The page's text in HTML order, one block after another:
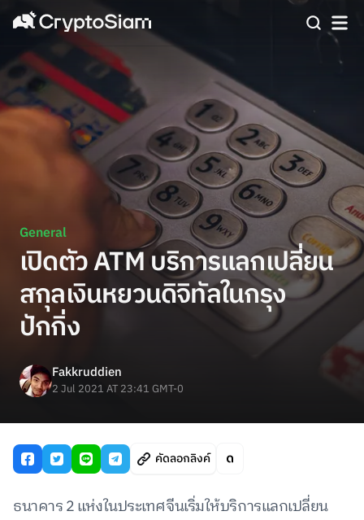
General
เปิดตัว ATM บริการแลกเปลี่ยน
สกุลเงินหยวนดิจิทัลในกรุง
ปักกิ่ง
Fakkruddien
2 Jul 2021 AT 23:41 GMT-0
คัดลอกลิงค์
ธนาคาร 2 แห่งในประเทศจีนเริ่มให้บริการแลกเปลี่ยน